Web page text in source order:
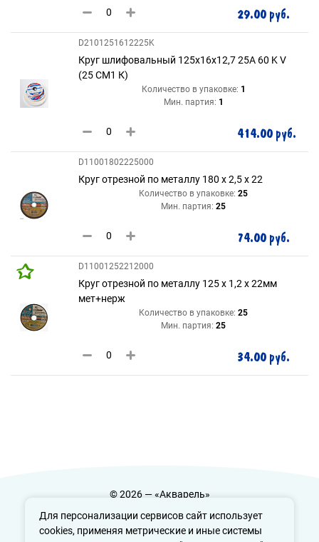
Для персонализации сервисов сайт использует
cookies, применяя метрические и иные системы
29.00 руб.
D2101251612225K
Круг шлифовальный 125х16х12,7 25A 60 K V
(25 СМ1 К)
Количество в упаковке: 1
Мин. партия: 1
414.00 руб.
D11001802225000
Круг отрезной по металлу 180 х 2,5 х 22
Количество в упаковке: 25
Мин. партия: 25
74.00 руб.
D11001252212000
Круг отрезной по металлу 125 х 1,2 х 22мм
мет+нерж
Количество в упаковке: 25
Мин. партия: 25
34.00 руб.
© 2026 — «Акварель»
Политика конфиденциальности